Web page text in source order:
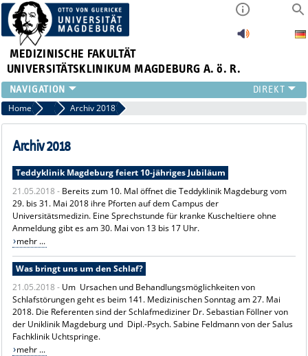
MEDIZINISCHE FAKULTÄT
UNIVERSITÄTSKLINIKUM MAGDEBURG A. ö. R.
INSTITUTE
KLINIKEN
ZENTRALE EINRICHTUNGEN
PRESSE
ÜBER UNS
INTERNATIONAL
INTRANET
Home Archiv News
Archiv 2018
Archiv 2018
Teddyklinik Magdeburg feiert 10-jähriges Jubiläum
21.05.2018 - Bereits zum 10. Mal öffnet die Teddyklinik Magdeburg vom
29. bis 31. Mai 2018 ihre Pforten auf dem Campus der
Universitätsmedizin. Eine Sprechstunde für kranke Kuscheltiere ohne
Anmeldung gibt es am 30. Mai von 13 bis 17 Uhr.
mehr ...
Was bringt uns um den Schlaf?
21.05.2018 - Um Ursachen und Behandlungsmöglichkeiten von
Schlafstörungen geht es beim 141. Medizinischen Sonntag am 27. Mai
2018. Die Referenten sind der Schlafmediziner Dr. Sebastian Föllner von
der Uniklinik Magdeburg und Dipl.-Psych. Sabine Feldmann von der Salus
Fachklinik Uchtspringe.
mehr ...